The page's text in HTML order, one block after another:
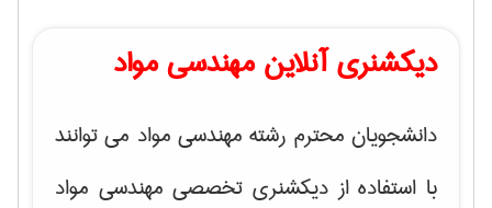
دیکشنری آنلاین مهندسی مواد
دانشجویان محترم رشته مهندسی مواد می توانند
با استفاده از دیکشنری تخصصی مهندسی مواد